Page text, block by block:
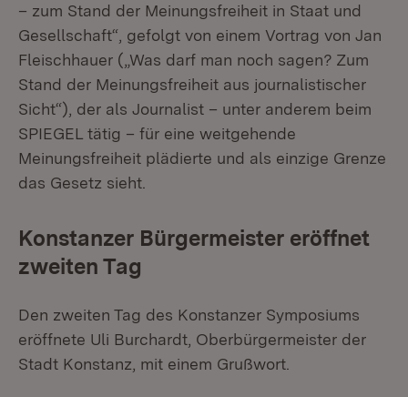
– zum Stand der Meinungsfreiheit in Staat und
Gesellschaft“, gefolgt von einem Vortrag von Jan
Fleischhauer („Was darf man noch sagen? Zum
Stand der Meinungsfreiheit aus journalistischer
Sicht“), der als Journalist – unter anderem beim
SPIEGEL tätig – für eine weitgehende
Meinungsfreiheit plädierte und als einzige Grenze
das Gesetz sieht.
Konstanzer Bürgermeister eröffnet
zweiten Tag
Den zweiten Tag des Konstanzer Symposiums
eröffnete Uli Burchardt, Oberbürgermeister der
Stadt Konstanz, mit einem Grußwort.